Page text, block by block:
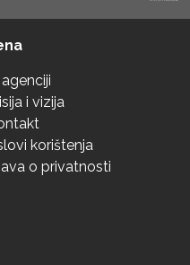
i vizija
korištenja
o privatnosti